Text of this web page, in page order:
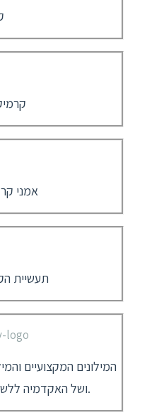
אמני
תעשיית
המילונים המקצועיים
ושל האקדמיה ללשון העברית בתחום הקדרות.